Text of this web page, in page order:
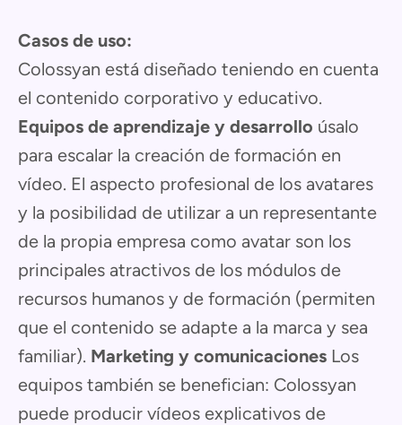
Casos de uso:
Colossyan está diseñado teniendo en cuenta
el contenido corporativo y educativo.
Equipos de aprendizaje y desarrollo úsalo
para escalar la creación de formación en
vídeo. El aspecto profesional de los avatares
y la posibilidad de utilizar a un representante
de la propia empresa como avatar son los
principales atractivos de los módulos de
recursos humanos y de formación (permiten
que el contenido se adapte a la marca y sea
familiar). Marketing y comunicaciones Los
equipos también se benefician: Colossyan
puede producir vídeos explicativos de